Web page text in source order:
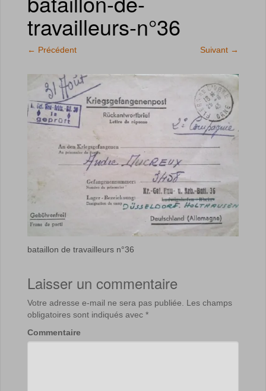
travailleurs-n°36
← Précédent Suivant →
bataillon de travailleurs n°36
Laisser un commentaire
Votre adresse e-mail ne sera pas publiée.
Les champs
obligatoires sont indiqués avec *
Commentaire